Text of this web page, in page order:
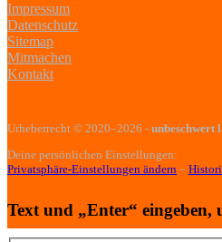
Impressum
Datenschutz
Sitemap
Mitmachen
Kontakt
Urheberrecht © 2020–2026 - unbeschwert
Deine persönlichen Einstellungen:
Privatsphäre-Einstellungen ändern –
Text und „Enter“ eingeben,